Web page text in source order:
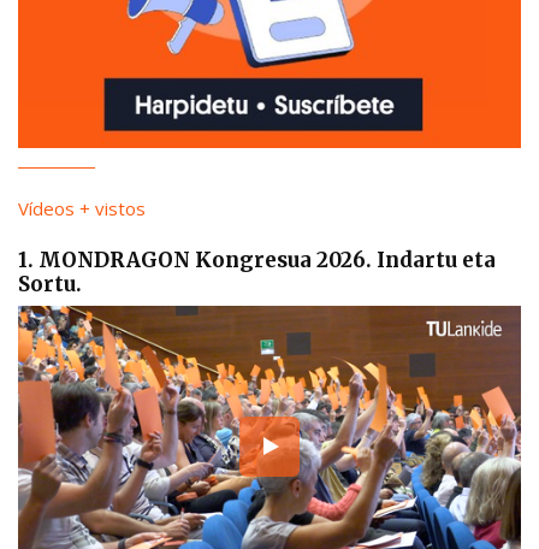
Vídeos + vistos
1. MONDRAGON Kongresua 2026. Indartu eta
Sortu.